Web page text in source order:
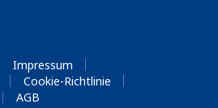
Impressum
Cookie-Richtlinie
AGB